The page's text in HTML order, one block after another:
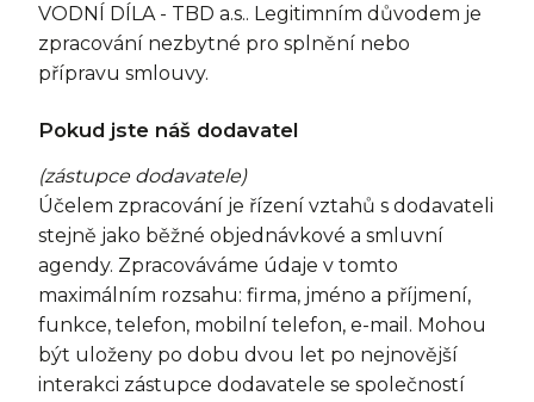
VODNÍ DÍLA - TBD a.s.. Legitimním důvodem je
zpracování nezbytné pro splnění nebo
přípravu smlouvy.
Pokud jste náš dodavatel
(zástupce dodavatele)
Účelem zpracování je řízení vztahů s dodavateli
stejně jako běžné objednávkové a smluvní
agendy. Zpracováváme údaje v tomto
maximálním rozsahu: firma, jméno a příjmení,
funkce, telefon, mobilní telefon, e-mail. Mohou
být uloženy po dobu dvou let po nejnovější
interakci zástupce dodavatele se společností